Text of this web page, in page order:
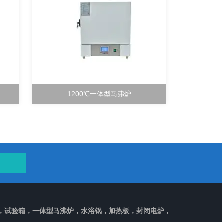
1200℃一体型马弗炉
验箱，一体型马沸炉，水浴锅，加热板，封闭电炉，